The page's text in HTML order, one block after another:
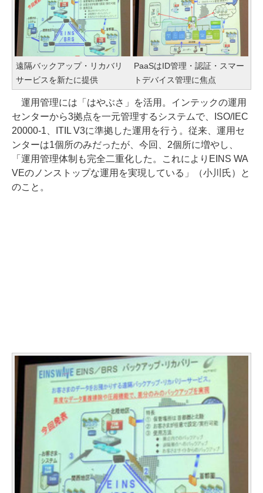
遠隔バックアップ・リカバリ
サービスを新たに提供
PaaSはID管理・認証・スマー
トデバイス管理に焦点
運用管理には「はやぶさ」を活用。インテックの運用
センターから3拠点を一元管理するシステムで、ISO/IEC
20000-1、ITIL V3に準拠した運用を行う。従来、運用セ
ンターは1個所のみだったが、今回、2個所に増やし、
「運用管理体制も完全二重化した。これによりEINS WA
VEのノンストップな運用を実現している」（小川氏）と
のこと。